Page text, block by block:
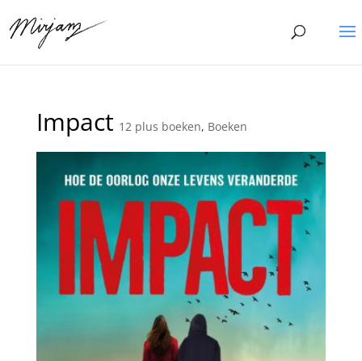
Impact 12 plus boeken, Boeken